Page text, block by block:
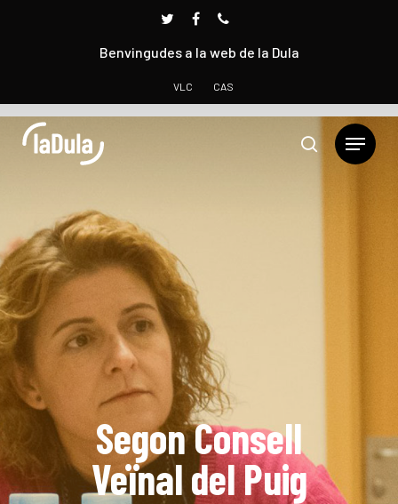
Benvingudes a la web de la Dula
VLC CAS
Prem INTRO per cercar o ESC per tancar
Segon Consell
Veïnal del Puig